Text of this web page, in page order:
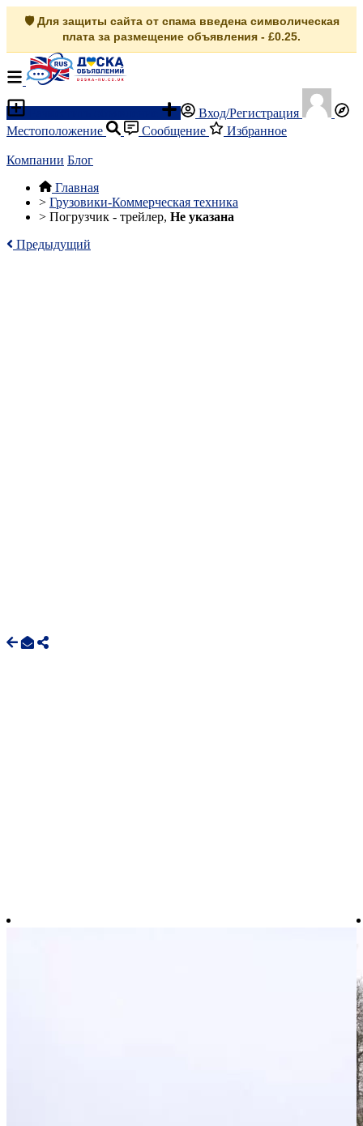
🛡️ Для защиты сайта от спама введена символическая
плата за размещение объявления - £0.25.
Вход/Регистрация
Местоположение
Сообщение Избранное
Компании Блог
Главная
> Грузовики-Коммерческая техника
> Погрузчик - трейлер, Не указана
Предыдущий